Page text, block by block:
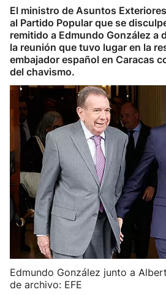
El ministro de Asuntos
al Partido Popular que se
remitido a Edmundo González a
la reunión que tuvo lugar en la
embajador español en Caracas
del chavismo.
Edmundo González junto a
de archivo: EFE